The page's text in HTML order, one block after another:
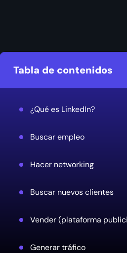
Tabla de contenidos
¿Qué es LinkedIn?
Buscar empleo
Hacer networking
Buscar nuevos clientes
Vender (plataforma
Generar tráfico